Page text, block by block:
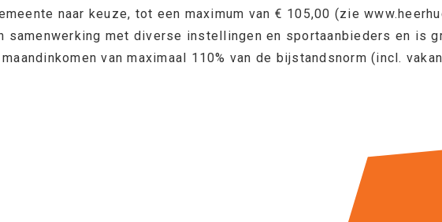
naar keuze, tot een maximum van € 105,00 (zie
samenwerking met diverse instellingen en sportaanbieders en is
van maximaal 110% van de bijstandsnorm (incl.